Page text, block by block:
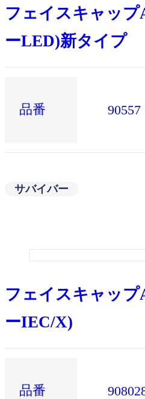
フェイスキャップ
ーLED)新タイプ
品番 90557
サバイバー
フェイスキャップ
ーIEC/X)
品番